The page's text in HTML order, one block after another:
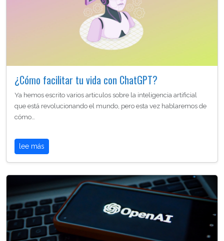
¿Cómo facilitar tu vida con ChatGPT?
Ya hemos escrito varios articulos sobre la inteligencia artificial
que está revolucionando el mundo, pero esta vez hablaremos de
cómo…
lee más